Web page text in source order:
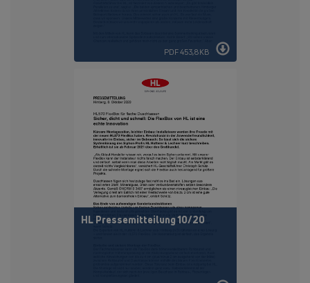
PDF 453,8KB
HL Pressemitteilung 10/20